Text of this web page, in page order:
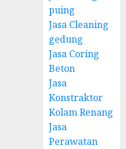
puing
Jasa Cleaning
gedung
Jasa Coring
Beton
Jasa
Konstraktor
Kolam Renang
Jasa
Perawatan